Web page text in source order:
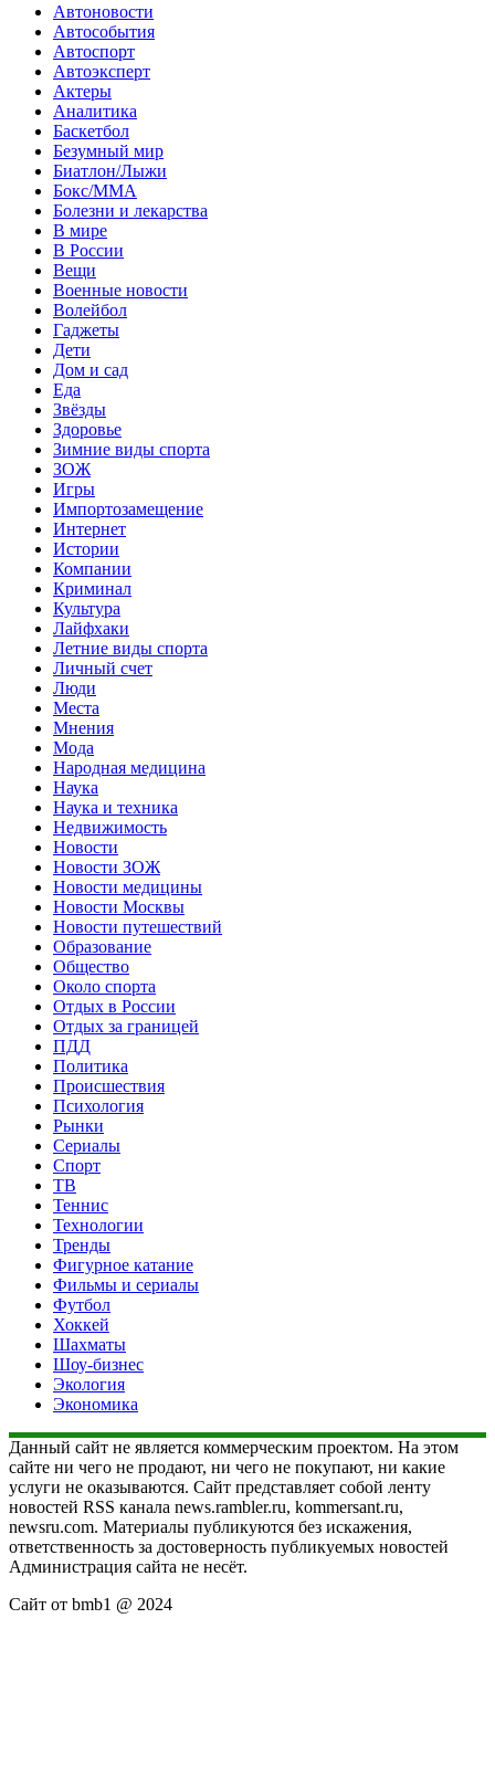
Автоновости
Автособытия
Автоспорт
Автоэксперт
Актеры
Аналитика
Баскетбол
Безумный мир
Биатлон/Лыжи
Бокс/MMA
Болезни и лекарства
В мире
В России
Вещи
Военные новости
Волейбол
Гаджеты
Дети
Дом и сад
Еда
Звёзды
Здоровье
Зимние виды спорта
ЗОЖ
Игры
Импортозамещение
Интернет
Истории
Компании
Криминал
Культура
Лайфхаки
Летние виды спорта
Личный счет
Люди
Места
Мнения
Мода
Народная медицина
Наука
Наука и техника
Недвижимость
Новости
Новости ЗОЖ
Новости медицины
Новости Москвы
Новости путешествий
Образование
Общество
Около спорта
Отдых в России
Отдых за границей
ПДД
Политика
Происшествия
Психология
Рынки
Сериалы
Спорт
ТВ
Теннис
Технологии
Тренды
Фигурное катание
Фильмы и сериалы
Футбол
Хоккей
Шахматы
Шоу-бизнес
Экология
Экономика
Данный сайт не является коммерческим проектом. На этом
сайте ни чего не продают, ни чего не покупают, ни какие
услуги не оказываются. Сайт представляет собой ленту
новостей RSS канала news.rambler.ru, kommersant.ru,
newsru.com. Материалы публикуются без искажения,
ответственность за достоверность публикуемых новостей
Администрация сайта не несёт.
Сайт от bmb1 @ 2024